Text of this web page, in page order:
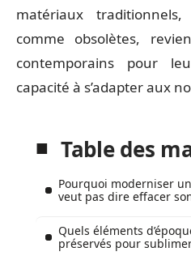
matériaux
comme obsolètes,
contemporains pour
capacité à s’adapter aux
Table des
Pourquoi moderniser
veut pas dire effacer
Quels éléments
préservés pour